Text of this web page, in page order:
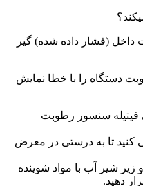
داخل (فشار داده شده) گیر
دستگاه را با خطا نمایش
فیتیله سنسور رطوبت
کنید تا به درستی در معرض
زیر شیر آب با مواد شوینده
دهید.